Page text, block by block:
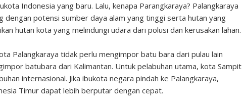
Indonesia yang baru. Lalu, kenapa Parangkaraya? Palangkaraya
dengan potensi sumber daya alam yang tinggi serta hutan yang
hutan kota yang melindungi udara dari polusi dan kerusakan lahan.
Palangkaraya tidak perlu mengimpor batu bara dari pulau lain
batubara dari Kalimantan. Untuk pelabuhan utama, kota Sampit
internasional. Jika ibukota negara pindah ke Palangkaraya,
Timur dapat lebih berputar dengan cepat.